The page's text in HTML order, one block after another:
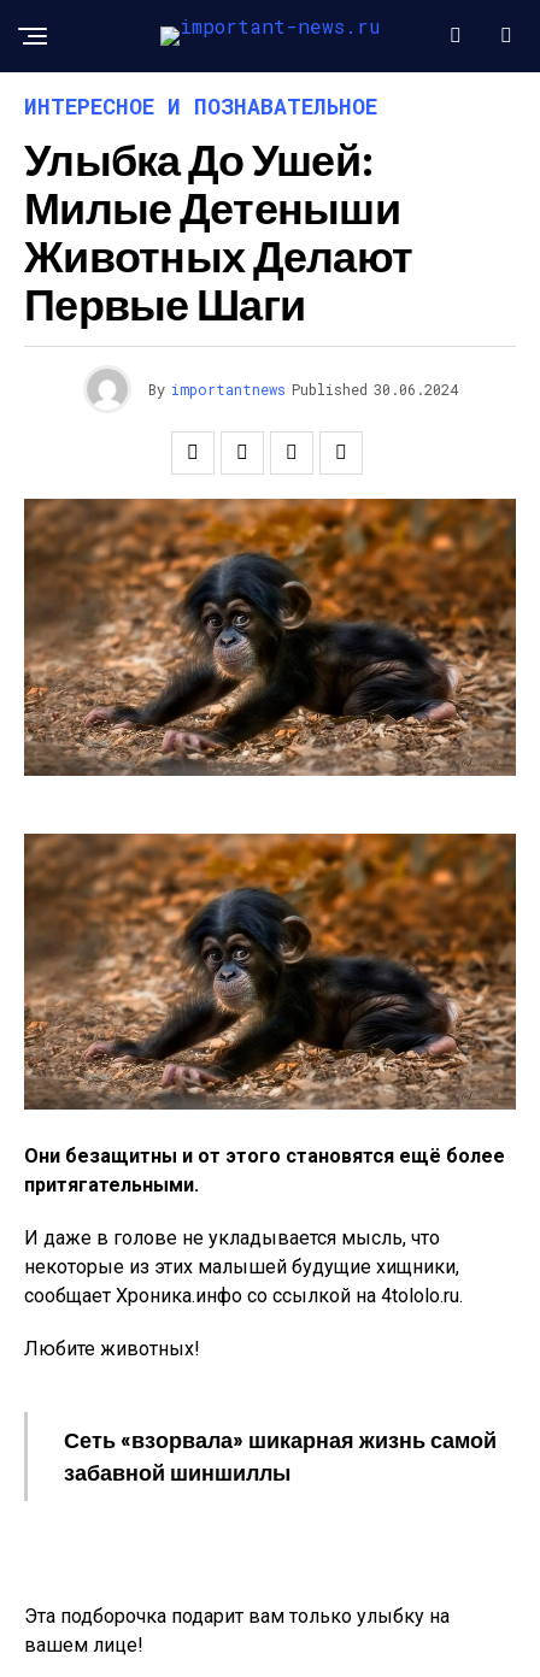
ИНТЕРЕСНОЕ И ПОЗНАВАТЕЛЬНОЕ
Улыбка До Ушей:
Милые Детеныши
Животных Делают
Первые Шаги
By importantnews Published 30.06.2024
Они безащитны и от этого становятся ещё более
притягательными.
И даже в голове не укладывается мысль, что
некоторые из этих малышей будущие хищники,
сообщает Хроника.инфо со ссылкой на 4tololo.ru.
Любите животных!
Сеть «взорвала» шикарная жизнь самой
забавной шиншиллы
Эта подборочка подарит вам только улыбку на
вашем лице!